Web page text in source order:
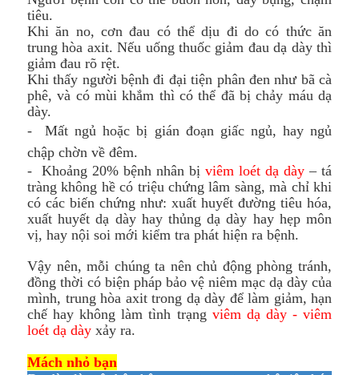
tiêu.
Khi ăn no, cơn đau có thể dịu đi do có thức ăn
trung hòa axit. Nếu uống thuốc giảm đau dạ dày thì
giảm đau rõ rệt.
Khi thấy người bệnh đi đại tiện phân đen như bã cà
phê, và có mùi khắm thì có thể đã bị chảy máu dạ
dày.
-Mất ngủ hoặc bị gián đoạn giấc ngủ, hay ngủ
chập chờn về đêm.
- Khoảng 20% bệnh nhân bị viêm loét dạ dày – tá
tràng không hề có triệu chứng lâm sàng, mà chỉ khi
có các biến chứng như: xuất huyết đường tiêu hóa,
xuất huyết dạ dày hay thủng dạ dày hay hẹp môn
vị, hay nội soi mới kiểm tra phát hiện ra bệnh.
Vậy nên, mỗi chúng ta nên chủ động phòng tránh,
đồng thời có biện pháp bảo vệ niêm mạc dạ dày của
mình, trung hòa axit trong dạ dày để làm giảm, hạn
chế hay không làm tình trạng viêm dạ dày - viêm
loét dạ dày xảy ra.
Mách nhỏ bạn